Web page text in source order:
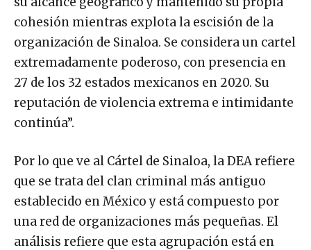
cohesión mientras explota la escisión de la
organización de Sinaloa. Se considera un cartel
extremadamente poderoso, con presencia en
27 de los 32 estados mexicanos en 2020. Su
reputación de violencia extrema e intimidante
continúa”.
Por lo que ve al Cártel de Sinaloa, la DEA refiere
que se trata del clan criminal más antiguo
establecido en México y está compuesto por
una red de organizaciones más pequeñas. El
análisis refiere que esta agrupación está en